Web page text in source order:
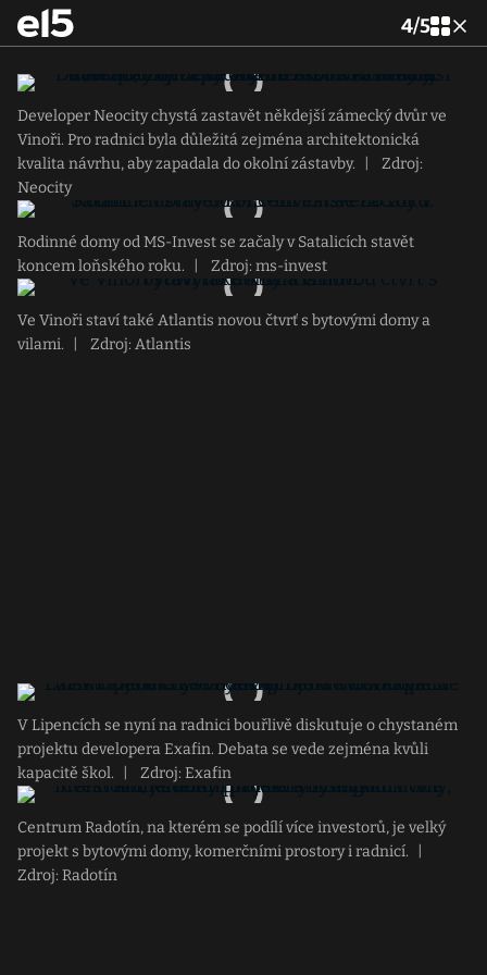
4/5
Developer Neocity chystá zastavět někdejší zámecký dvůr ve
Vinoři. Pro radnici byla důležitá zejména architektonická
kvalita návrhu, aby zapadala do okolní zástavby.
Zdroj:
Neocity
Rodinné domy od MS-Invest se začaly v Satalicích stavět
koncem loňského roku.
Zdroj: ms-invest
Ve Vinoři staví také Atlantis novou čtvrť s bytovými domy a
vilami.
Zdroj: Atlantis
V Lipencích se nyní na radnici bouřlivě diskutuje o chystaném
projektu developera Exafin. Debata se vede zejména kvůli
kapacitě škol.
Zdroj: Exafin
Centrum Radotín, na kterém se podílí více investorů, je velký
projekt s bytovými domy, komerčními prostory i radnicí.
Zdroj: Radotín